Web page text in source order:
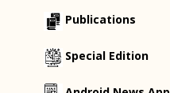
Publications
Special Edition